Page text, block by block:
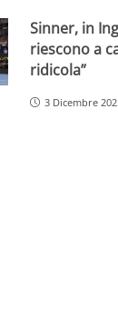
Sinner, in
riescono a
ridicola”
3 Dicembre